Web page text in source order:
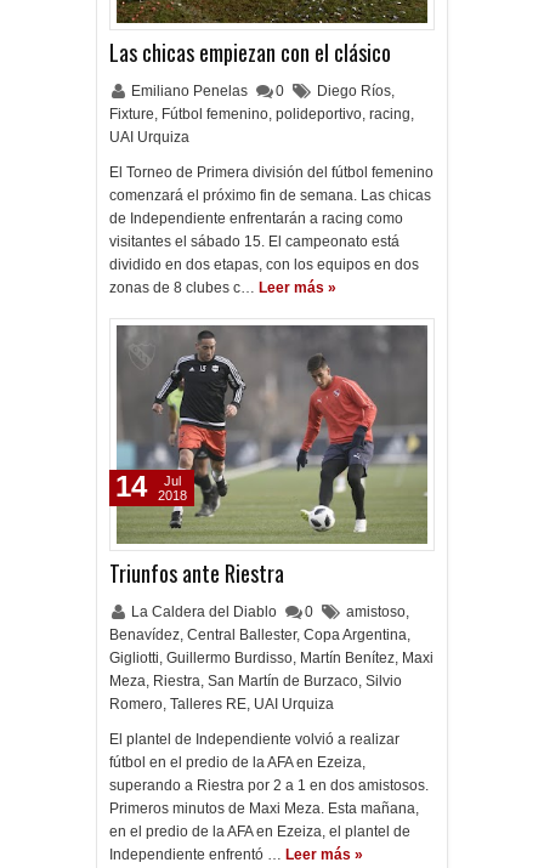
Las chicas empiezan con el clásico
Emiliano Penelas 0 Diego Ríos,
Fixture, Fútbol femenino, polideportivo, racing,
UAI Urquiza
El Torneo de Primera división del fútbol femenino
comenzará el próximo fin de semana. Las chicas
de Independiente enfrentarán a racing como
visitantes el sábado 15. El campeonato está
dividido en dos etapas, con los equipos en dos
zonas de 8 clubes c… Leer más »
Triunfos ante Riestra
La Caldera del Diablo 0 amistoso,
Benavídez, Central Ballester, Copa Argentina,
Gigliotti, Guillermo Burdisso, Martín Benítez, Maxi
Meza, Riestra, San Martín de Burzaco, Silvio
Romero, Talleres RE, UAI Urquiza
El plantel de Independiente volvió a realizar
fútbol en el predio de la AFA en Ezeiza,
superando a Riestra por 2 a 1 en dos amistosos.
Primeros minutos de Maxi Meza. Esta mañana,
en el predio de la AFA en Ezeiza, el plantel de
Independiente enfrentó … Leer más »
14
Jul
2018